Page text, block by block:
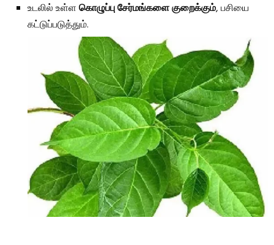
உடலில் உள்ளகொழுப்பு சேர்மங்களை குறைக்கும், பசியை
கட்டுப்படுத்தும்.